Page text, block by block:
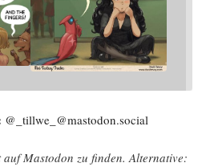
@_tillwe_@mastodon.social
Mast­o­don zu fin­den. Alter­na­ti­ve: